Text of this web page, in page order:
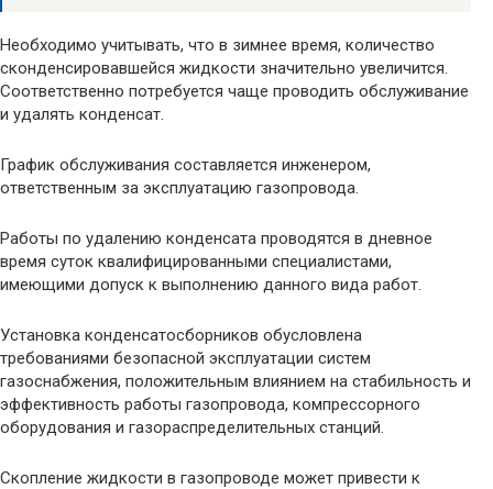
Необходимо учитывать, что в зимнее время, количество
сконденсировавшейся жидкости значительно увеличится.
Соответственно потребуется чаще проводить обслуживание
и удалять конденсат.
График обслуживания составляется инженером,
ответственным за эксплуатацию газопровода.
Работы по удалению конденсата проводятся в дневное
время суток квалифицированными специалистами,
имеющими допуск к выполнению данного вида работ.
Установка конденсатосборников обусловлена
требованиями безопасной эксплуатации систем
газоснабжения, положительным влиянием на стабильность и
эффективность работы газопровода, компрессорного
оборудования и газораспределительных станций.
Скопление жидкости в газопроводе может привести к